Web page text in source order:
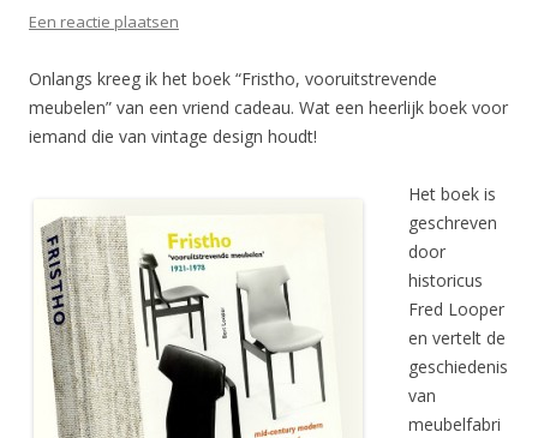
Een reactie plaatsen
Onlangs kreeg ik het boek “Fristho, vooruitstrevende
meubelen” van een vriend cadeau. Wat een heerlijk boek voor
iemand die van vintage design houdt!
Het boek is
geschreven
door
historicus
Fred Looper
en vertelt de
geschiedenis
van
meubelfabri